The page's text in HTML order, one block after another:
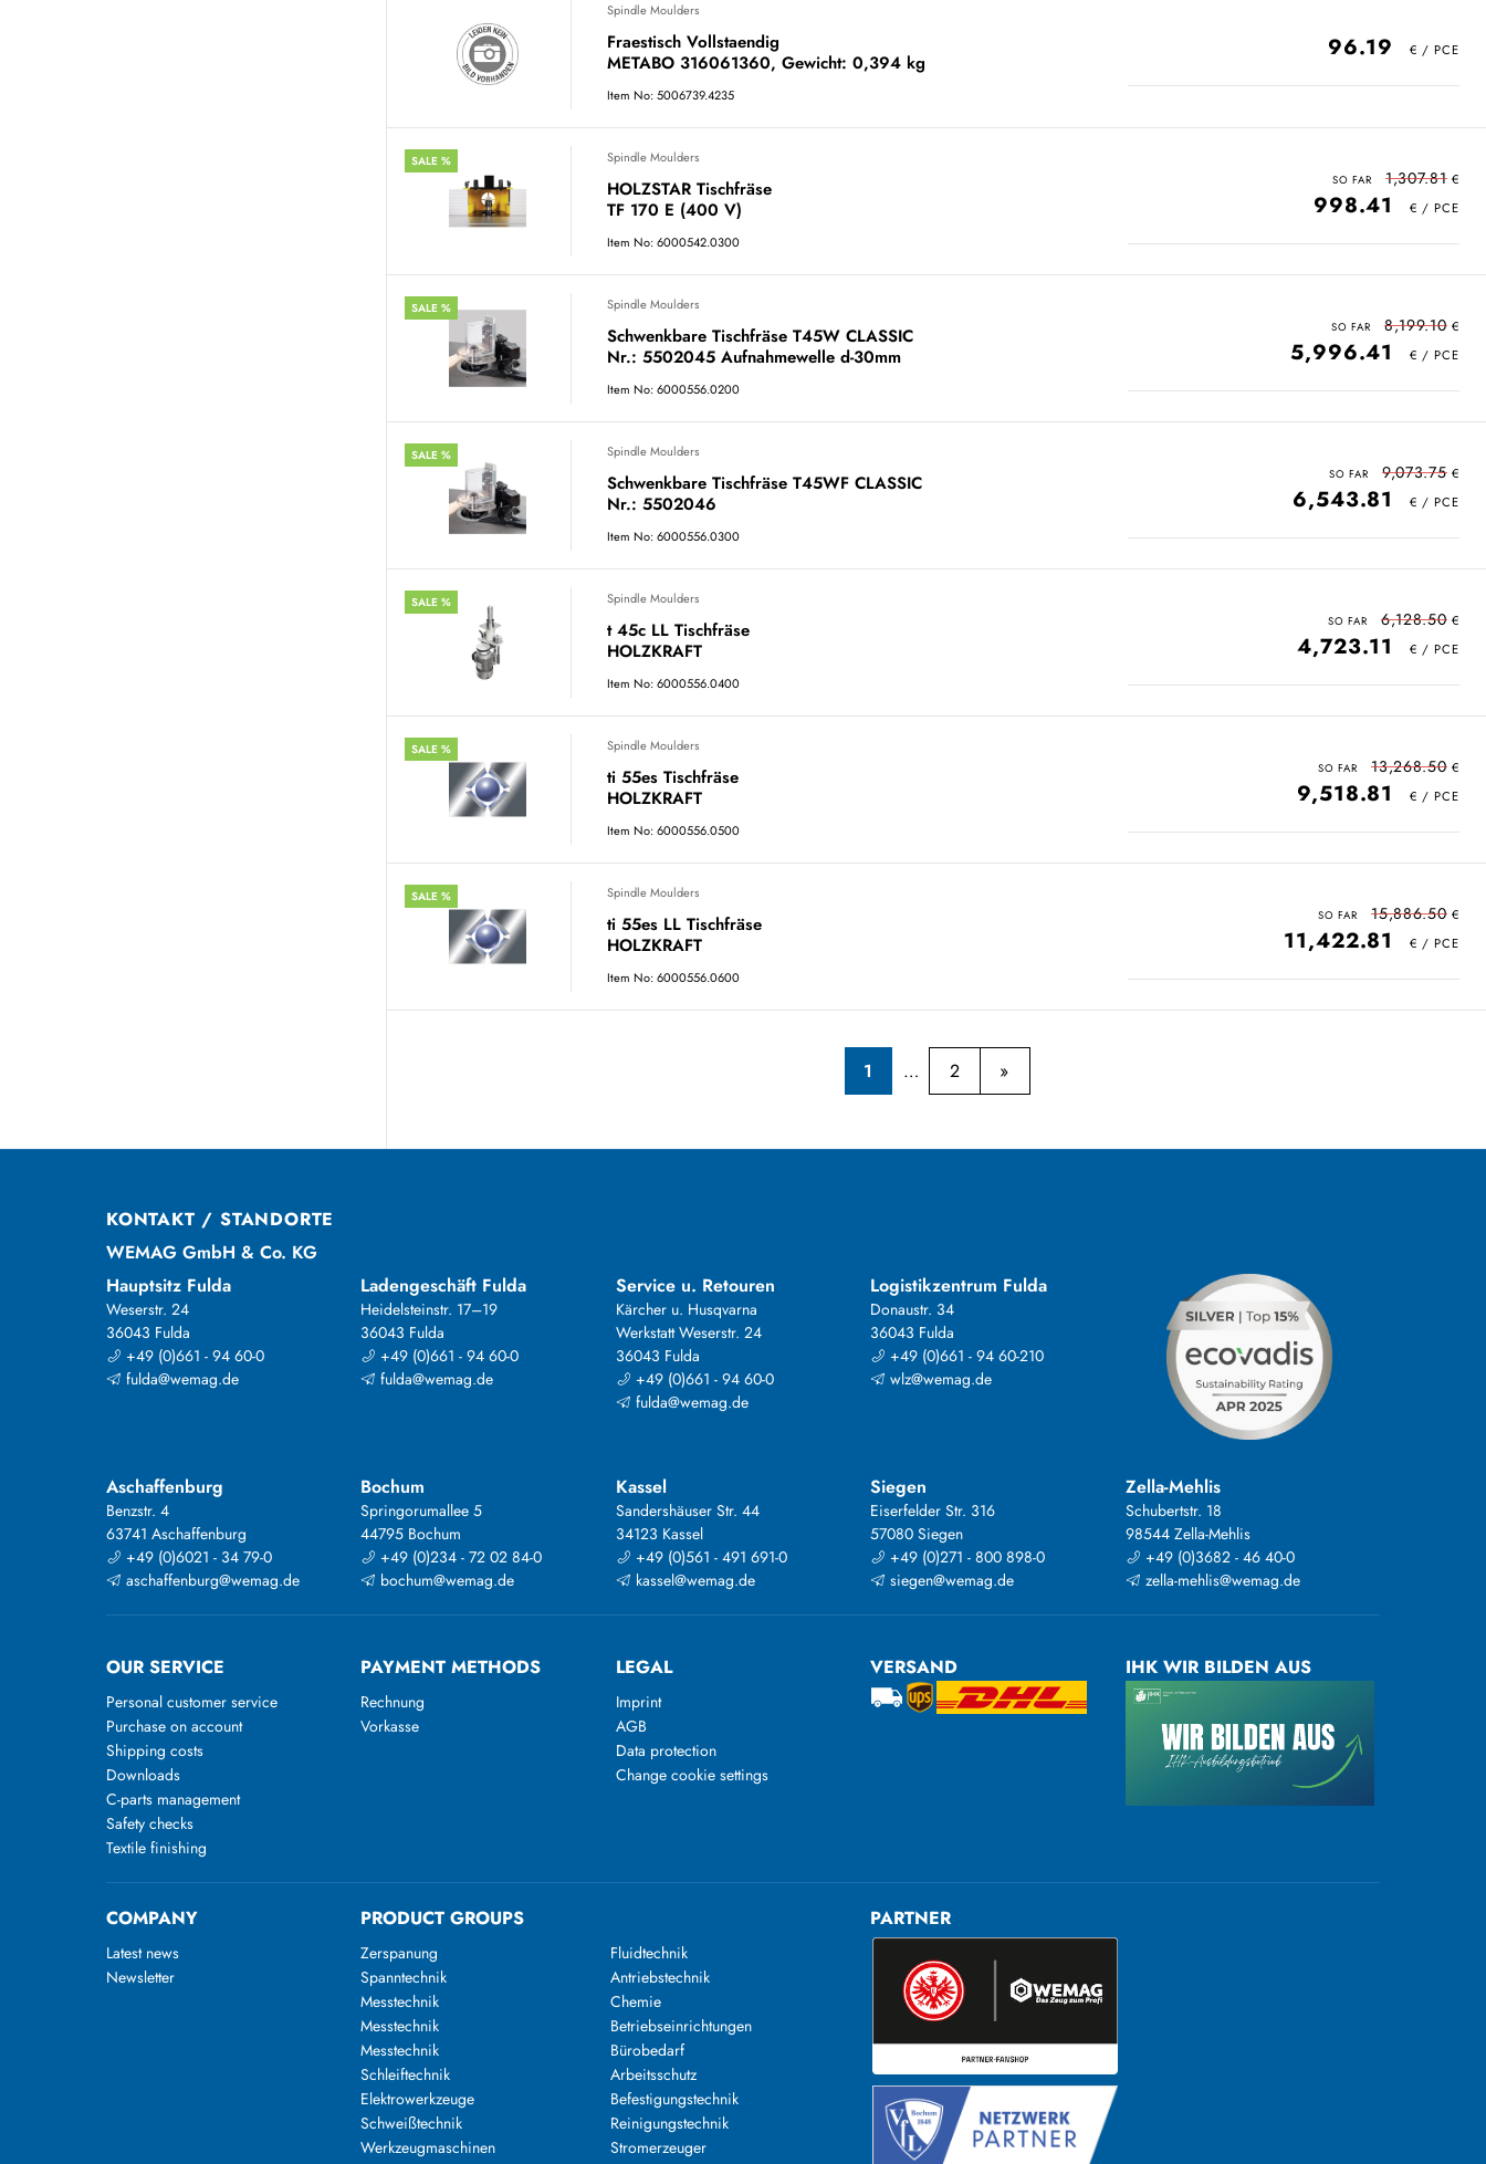
Spindle Moulders
Fraestisch Vollstaendig
METABO 316061360, Gewicht: 0,394 kg
Item No: 5006739.4235
96.19
SALE % Spindle Moulders
HOLZSTAR Tischfräse
TF 170 E (400 V)
Item No: 6000542.0300
1,307.81
998.41
SALE % Spindle Moulders
Schwenkbare Tischfräse T45W CLASSIC
Nr.: 5502045 Aufnahmewelle d-30mm
Item No: 6000556.0200
8,199.10
5,996.41
SALE % Spindle Moulders
Schwenkbare Tischfräse T45WF CLASSIC
Nr.: 5502046
Item No: 6000556.0300
9,073.75
6,543.81
SALE % Spindle Moulders
t 45c LL Tischfräse
HOLZKRAFT
Item No: 6000556.0400
6,128.50
4,723.11
SALE % Spindle Moulders
ti 55es Tischfräse
HOLZKRAFT
Item No: 6000556.0500
13,268.50
9,518.81
SALE % Spindle Moulders
ti 55es LL Tischfräse
HOLZKRAFT
Item No: 6000556.0600
15,886.50
11,422.81
1 2
KONTAKT / STANDORTE
WEMAG GmbH & Co. KG
Hauptsitz Fulda
Weserstr. 24
36043 Fulda
+49 (0)661 - 94 60-0
fulda@wemag.de
Ladengeschäft Fulda
Heidelsteinstr. 17–19
36043 Fulda
+49 (0)661 - 94 60-0
fulda@wemag.de
Service u. Retouren
Kärcher u. Husqvarna
Werkstatt Weserstr. 24
36043 Fulda
+49 (0)661 - 94 60-0
fulda@wemag.de
Logistikzentrum Fulda
Donaustr. 34
36043 Fulda
+49 (0)661 - 94 60-210
wlz@wemag.de
Aschaffenburg
Benzstr. 4
63741 Aschaffenburg
+49 (0)6021 - 34 79-0
aschaffenburg@wemag.de
Bochum
Springorumallee 5
44795 Bochum
+49 (0)234 - 72 02 84-0
bochum@wemag.de
Kassel
Sandershäuser Str. 44
34123 Kassel
+49 (0)561 - 491 691-0
kassel@wemag.de
Siegen
Eiserfelder Str. 316
57080 Siegen
+49 (0)271 - 800 898-0
siegen@wemag.de
Zella-Mehlis
Schubertstr. 18
98544 Zella-Mehlis
+49 (0)3682 - 46 40-0
zella-mehlis@wemag.de
OUR SERVICE
Personal customer service
Purchase on account
Shipping costs
Downloads
C-parts management
Safety checks
Textile finishing
PAYMENT METHODS
Rechnung
Vorkasse
LEGAL
Imprint
AGB
Data protection
Change cookie settings
VERSAND IHK WIR BILDEN AUS
COMPANY
Latest news
Newsletter
PRODUCT GROUPS
Zerspanung
Spanntechnik
Messtechnik
Messtechnik
Messtechnik
Schleiftechnik
Elektrowerkzeuge
Schweißtechnik
Werkzeugmaschinen
Fluidtechnik
Antriebstechnik
Chemie
Betriebseinrichtungen
Bürobedarf
Arbeitsschutz
Befestigungstechnik
Reinigungstechnik
Stromerzeuger
PARTNER